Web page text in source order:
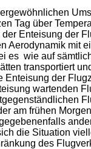
Tag über
Enteisung der
mit
wie auf
transportiert
der
wartenden
am frühen
die Situation
des